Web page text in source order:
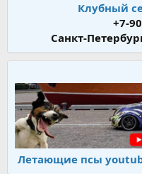
Клубный
+7-
Санкт-
Летающие псы